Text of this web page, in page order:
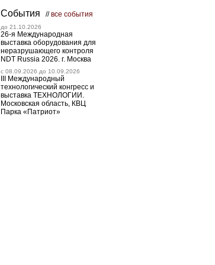
События //все события
до 21.10.2026
26-я Международная
выставка оборудования для
неразрушающего контроля
NDT Russia 2026. г. Москва
c 08.09.2026 до 10.09.2026
III Международный
технологический конгресс и
выставка ТЕХНОЛОГИИ.
Московская область, КВЦ
Парка «Патриот»